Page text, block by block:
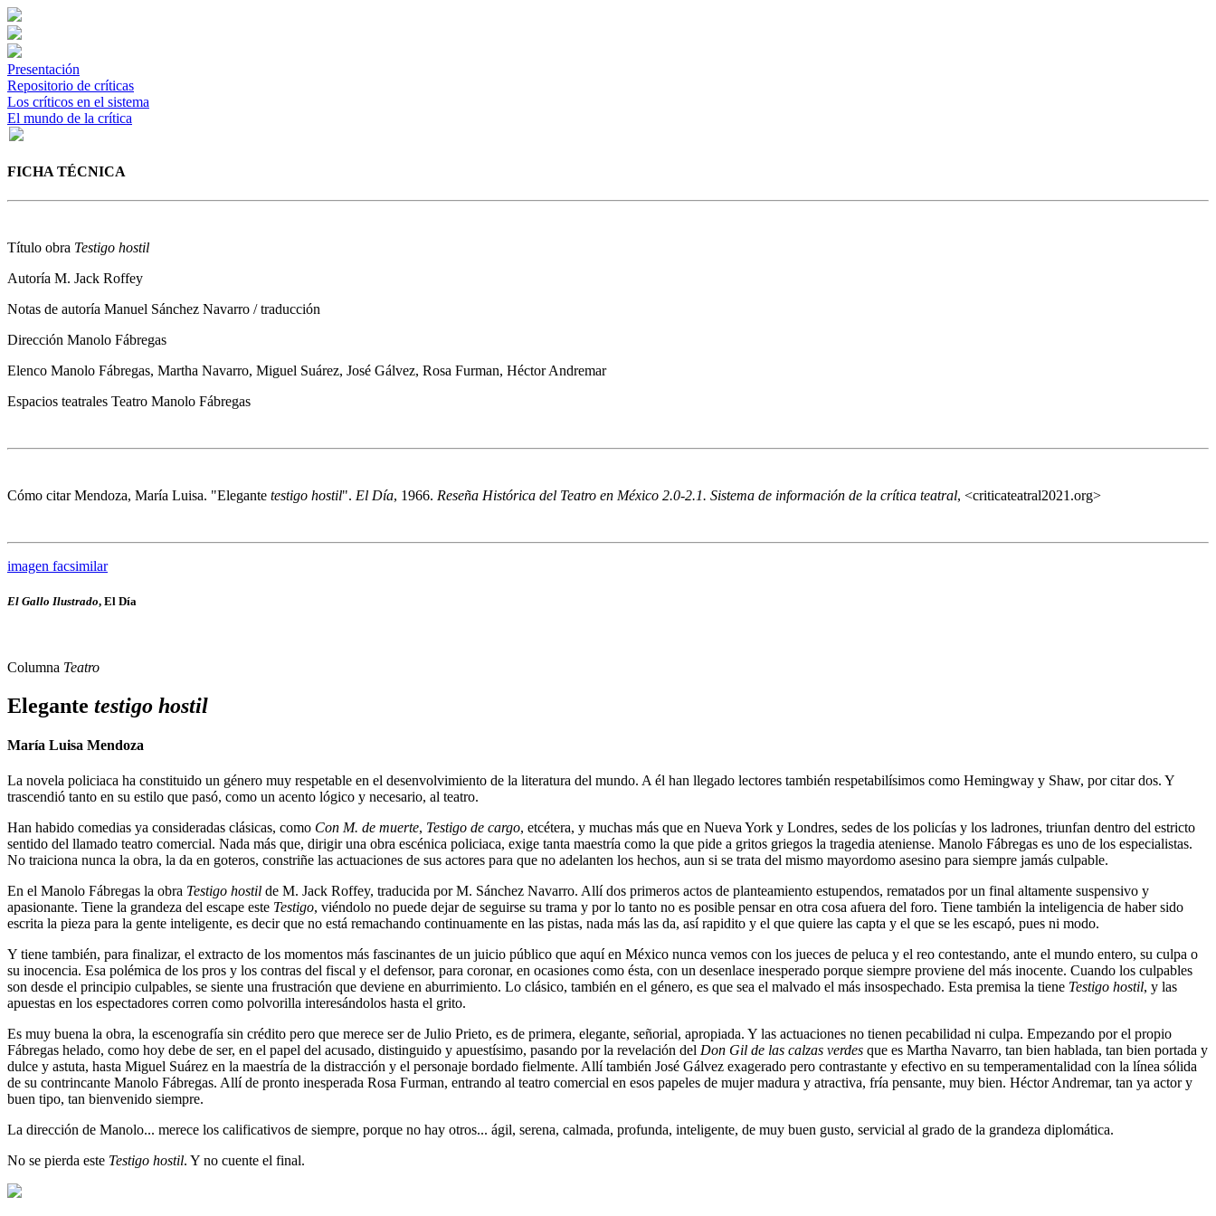
Presentación
Repositorio de críticas
Los críticos en el sistema
El mundo de la crítica
FICHA TÉCNICA
Título obra Testigo hostil
Autoría M. Jack Roffey
Notas de autoría Manuel Sánchez Navarro / traducción
Dirección Manolo Fábregas
Elenco Manolo Fábregas, Martha Navarro, Miguel Suárez, José Gálvez, Rosa Furman, Héctor Andremar
Espacios teatrales Teatro Manolo Fábregas
Cómo citarMendoza, María Luisa. "Elegante testigo hostil". El Día, 1966. Reseña Histórica del Teatro en México 2.0-2.1. Sistema de información de la crítica teatral, <criticateatral2021.org>
imagen facsimilar
El Gallo Ilustrado, El Día
Columna Teatro
Elegante testigo hostil
María Luisa Mendoza
La novela policiaca ha constituido un género muy respetable en el desenvolvimiento de la literatura del mundo. A él han llegado lectores también respetabilísimos como Hemingway y Shaw, por citar dos. Y
trascendió tanto en su estilo que pasó, como un acento lógico y necesario, al teatro.
Han habido comedias ya consideradas clásicas, como Con M. de muerte, Testigo de cargo, etcétera, y muchas más que en Nueva York y Londres, sedes de los policías y los ladrones, triunfan dentro del estricto
sentido del llamado teatro comercial. Nada más que, dirigir una obra escénica policiaca, exige tanta maestría como la que pide a gritos griegos la tragedia ateniense. Manolo Fábregas es uno de los especialistas.
No traiciona nunca la obra, la da en goteros, constriñe las actuaciones de sus actores para que no adelanten los hechos, aun si se trata del mismo mayordomo asesino para siempre jamás culpable.
En el Manolo Fábregas la obra Testigo hostil de M. Jack Roffey, traducida por M. Sánchez Navarro. Allí dos primeros actos de planteamiento estupendos, rematados por un final altamente suspensivo y
apasionante. Tiene la grandeza del escape este Testigo, viéndolo no puede dejar de seguirse su trama y por lo tanto no es posible pensar en otra cosa afuera del foro. Tiene también la inteligencia de haber sido
escrita la pieza para la gente inteligente, es decir que no está remachando continuamente en las pistas, nada más las da, así rapidito y el que quiere las capta y el que se les escapó, pues ni modo.
Y tiene también, para finalizar, el extracto de los momentos más fascinantes de un juicio público que aquí en México nunca vemos con los jueces de peluca y el reo contestando, ante el mundo entero, su culpa o
su inocencia. Esa polémica de los pros y los contras del fiscal y el defensor, para coronar, en ocasiones como ésta, con un desenlace inesperado porque siempre proviene del más inocente. Cuando los culpables
son desde el principio culpables, se siente una frustración que deviene en aburrimiento. Lo clásico, también en el género, es que sea el malvado el más insospechado. Esta premisa la tiene Testigo hostil, y las
apuestas en los espectadores corren como polvorilla interesándolos hasta el grito.
Es muy buena la obra, la escenografía sin crédito pero que merece ser de Julio Prieto, es de primera, elegante, señorial, apropiada. Y las actuaciones no tienen pecabilidad ni culpa. Empezando por el propio
Fábregas helado, como hoy debe de ser, en el papel del acusado, distinguido y apuestísimo, pasando por la revelación del Don Gil de las calzas verdes que es Martha Navarro, tan bien hablada, tan bien portada y
dulce y astuta, hasta Miguel Suárez en la maestría de la distracción y el personaje bordado fielmente. Allí también José Gálvez exagerado pero contrastante y efectivo en su temperamentalidad con la línea sólida
de su contrincante Manolo Fábregas. Allí de pronto inesperada Rosa Furman, entrando al teatro comercial en esos papeles de mujer madura y atractiva, fría pensante, muy bien. Héctor Andremar, tan ya actor y
buen tipo, tan bienvenido siempre.
La dirección de Manolo... merece los calificativos de siempre, porque no hay otros... ágil, serena, calmada, profunda, inteligente, de muy buen gusto, servicial al grado de la grandeza diplomática.
No se pierda este Testigo hostil. Y no cuente el final.